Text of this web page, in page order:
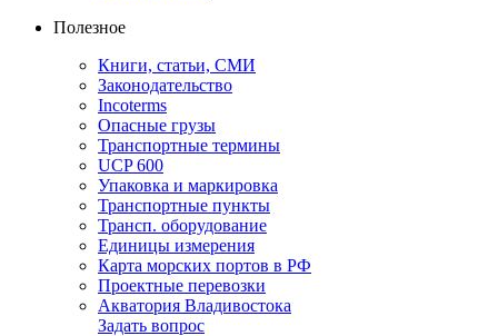
Полезное
Книги, статьи, СМИ
Законодательство
Incoterms
Опасные грузы
Транспортные термины
UCP 600
Упаковка и маркировка
Транспортные пункты
Трансп. оборудование
Единицы измерения
Карта морских портов в РФ
Проектные перевозки
Акватория Владивостока
Задать вопрос